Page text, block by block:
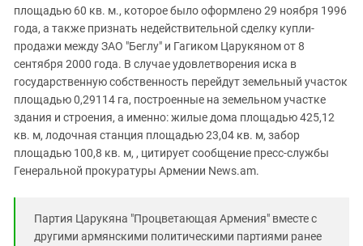
площадью 60 кв. м., которое было оформлено 29 ноября 1996
года, а также признать недействительной сделку купли-
продажи между ЗАО "Беглу" и Гагиком Царукяном от 8
сентября 2000 года. В случае удовлетворения иска в
государственную собственность перейдут земельный участок
площадью 0,29114 га, построенные на земельном участке
здания и строения, а именно: жилые дома площадью 425,12
кв. м, лодочная станция площадью 23,04 кв. м, забор
площадью 100,8 кв. м, , цитирует сообщение пресс-службы
Генеральной прокуратуры Армении News.am.
Партия Царукяна "Процветающая Армения" вместе с
другими армянскими политическими партиями ранее